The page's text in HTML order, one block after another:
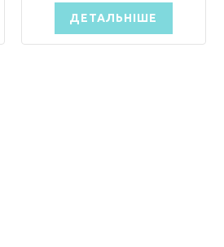
ДЕТАЛЬНІШЕ